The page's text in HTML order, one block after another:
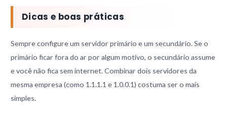
Dicas e boas práticas
Sempre configure um servidor primário e um secundário. Se o
primário ficar fora do ar por algum motivo, o secundário assume
e você não fica sem internet. Combinar dois servidores da
mesma empresa (como 1.1.1.1 e 1.0.0.1) costuma ser o mais
simples.